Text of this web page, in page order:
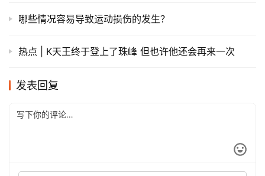
哪些情况容易导致运动损伤的发生？
热点 | K天王终于登上了珠峰 但也许他还会再来一次
发表回复